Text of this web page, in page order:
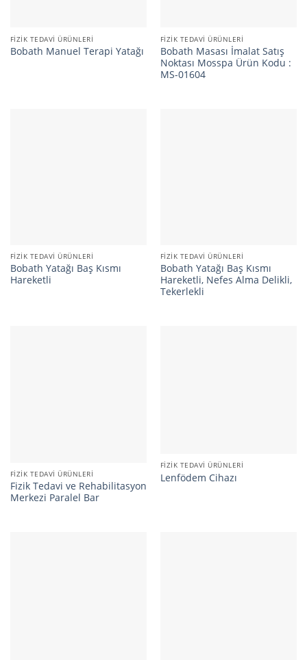
FIZIK TEDAVI ÜRÜNLERI
Bobath Manuel Terapi Yatağı
FIZIK TEDAVI ÜRÜNLERI
Bobath Masası İmalat Satış
Noktası Mosspa Ürün Kodu :
MS-01604
FIZIK TEDAVI ÜRÜNLERI
Bobath Yatağı Baş Kısmı
Hareketli
FIZIK TEDAVI ÜRÜNLERI
Bobath Yatağı Baş Kısmı
Hareketli, Nefes Alma Delikli,
Tekerlekli
FIZIK TEDAVI ÜRÜNLERI
Fizik Tedavi ve Rehabilitasyon
Merkezi Paralel Bar
FIZIK TEDAVI ÜRÜNLERI
Lenfödem Cihazı